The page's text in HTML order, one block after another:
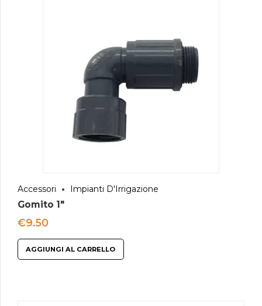
Accessori Impianti D'Irrigazione
Gomito 1″
€9.50
AGGIUNGI AL CARRELLO